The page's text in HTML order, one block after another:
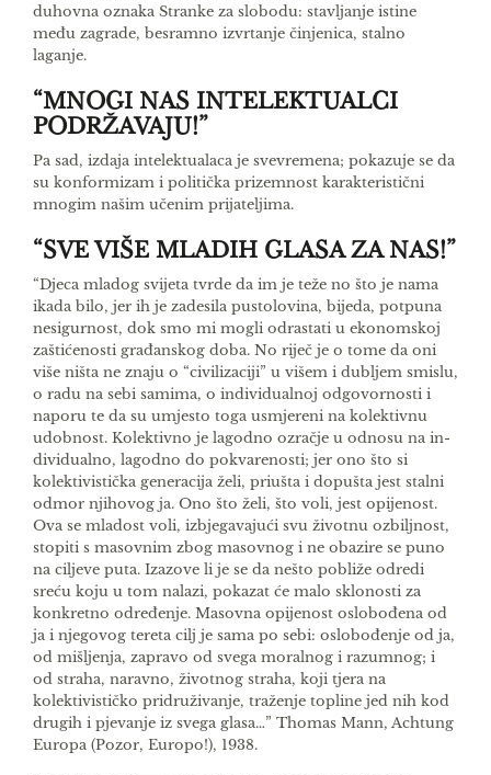
duhovna oznaka Stranke za slobodu: stavljanje istine
među zagra­de, besramno izvrtanje činjenica, stalno
laganje.
“MNOGI NAS INTELEKTUALCI
PODRŽAVAJU!”
Pa sad, izdaja intelektualaca je svevremena; po­kazuje se da
su konformizam i politička prizemnost karakteristični
mnogim našim učenim prijateljima.
“SVE VIŠE MLADIH GLASA ZA NAS!”
“Djeca mladog svijeta tvrde da im je teže no što je nama
ikada bilo, jer ih je zadesila pustolovina, bijeda, potpuna
nesigurnost, dok smo mi mogli od­rastati u ekonomskoj
zaštićenosti građanskog doba. No riječ je o tome da oni
više ništa ne znaju o “civi­lizaciji” u višem i dubljem smislu,
o radu na sebi samima, o individualnoj odgovornosti i
naporu te da su umjesto toga usmjereni na kolektivnu
udob­nost. Kolektivno je lagodno ozračje u odnosu na in­
dividualno, lagodno do pokvarenosti; jer ono što si
kolektivistička generacija želi, priušta i dopušta jest stalni
odmor njihovog ja. Ono što želi, što voli, jest opijenost.
Ova se mladost voli, izbjegavajući svu životnu ozbiljnost,
stopiti s masovnim zbog ma­sovnog i ne obazire se puno
na ciljeve puta. Izazove li je se da nešto pobliže odredi
sreću koju u tom na­lazi, pokazat će malo sklonosti za
konkretno odre­đenje. Masovna opijenost oslobođena od
ja i njego­vog tereta cilj je sama po sebi: oslobođenje od ja,
od mišljenja, zapravo od svega moralnog i razumnog; i
od straha, naravno, životnog straha, koji tjera na
kolektivističko pridruživanje, traženje topline jed­ nih kod
drugih i pjevanje iz svega glasa…” Thomas Mann, Achtung
Europa (Pozor, Europo!), 1938.